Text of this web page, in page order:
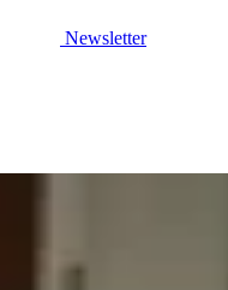
Newsletter